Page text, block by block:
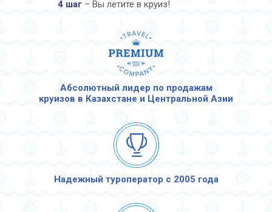
4 шаг – Вы летите в круиз!
Абсолютный лидер по продажам
круизов в Казахстане и Центральной Азии
Надежный туроператор с 2005 года